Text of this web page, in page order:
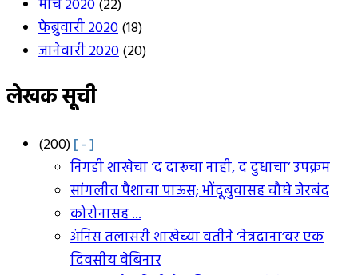
मार्च 2020(22)
फेब्रुवारी 2020(18)
जानेवारी 2020(20)
लेखक सूची
(200)[ - ]
निगडी शाखेचा ‘द दारूचा नाही, द दुधाचा’ उपक्रम
सांगलीत पैशाचा पाऊस; भोंदूबुवासह चौघे जेरबंद
कोरोनासह ...
अंनिस तलासरी शाखेच्या वतीने ‘नेत्रदाना’वर एक
दिवसीय वेबिनार